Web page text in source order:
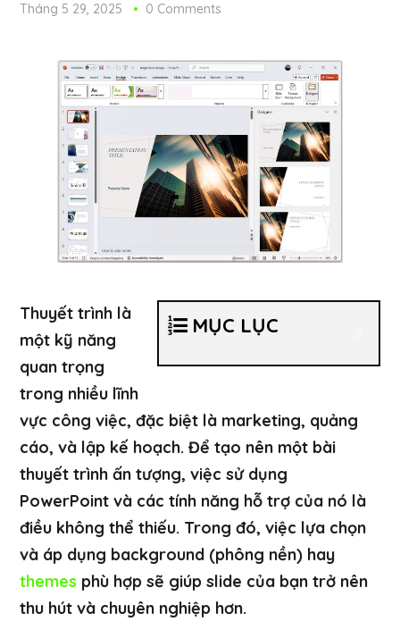
Tháng 5 29, 2025 0 Comments
MỤC LỤC
Thuyết trình là
một kỹ năng
quan trọng
trong nhiều lĩnh
vực công việc, đặc biệt là marketing, quảng
cáo, và lập kế hoạch. Để tạo nên một bài
thuyết trình ấn tượng, việc sử dụng
PowerPoint và các tính năng hỗ trợ của nó là
điều không thể thiếu. Trong đó, việc lựa chọn
và áp dụng background (phông nền) hay
themes phù hợp sẽ giúp slide của bạn trở nên
thu hút và chuyên nghiệp hơn.